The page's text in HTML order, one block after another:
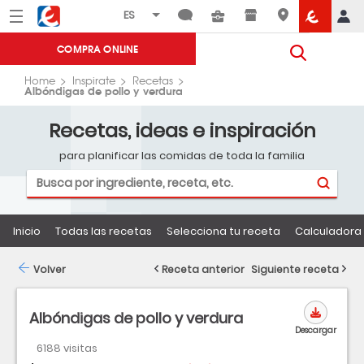
Menú Eroski
COMPRA ONLINE
Home Inspirate Recetas
Albóndigas de pollo y verdura
Recetas, ideas e inspiración
para planificar las comidas de toda la familia
Inicio Todas las recetas Selecciona tu receta
Albóndigas de pollo y verdura
6188 visitas
Descargar
Volver Receta anterior Siguiente receta